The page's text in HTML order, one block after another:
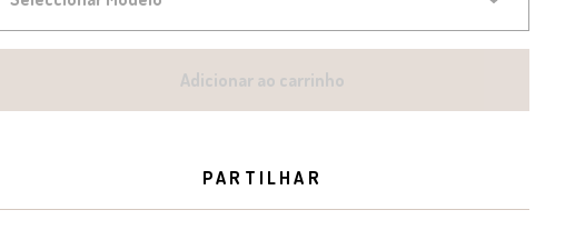
Adicionar ao carrinho
PARTILHAR